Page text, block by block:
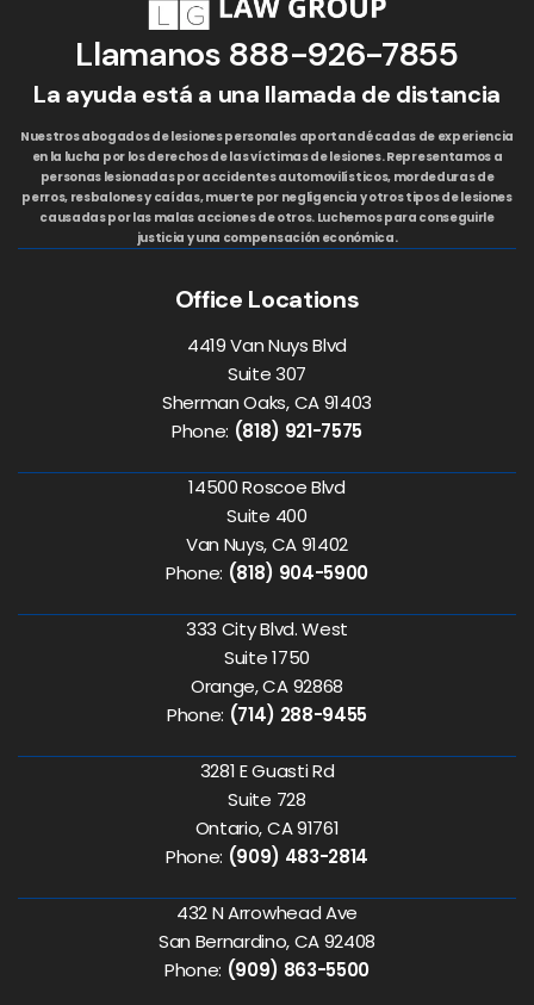
Llamanos 888-926-7855
La ayuda está a una llamada de distancia
Nuestros abogados de lesiones personales aportan décadas de experiencia
en la lucha por los derechos de las víctimas de lesiones. Representamos a
personas lesionadas por accidentes automovilísticos, mordeduras de
perros, resbalones y caídas, muerte por negligencia y otros tipos de lesiones
causadas por las malas acciones de otros. Luchemos para conseguirle
justicia y una compensación económica.
Office Locations
4419 Van Nuys Blvd
Suite 307
Sherman Oaks, CA 91403
Phone: (818) 921-7575
14500 Roscoe Blvd
Suite 400
Van Nuys, CA 91402
Phone: (818) 904-5900
333 City Blvd. West
Suite 1750
Orange, CA 92868
Phone: (714) 288-9455
3281 E Guasti Rd
Suite 728
Ontario, CA 91761
Phone: (909) 483-2814
432 N Arrowhead Ave
San Bernardino, CA 92408
Phone: (909) 863-5500